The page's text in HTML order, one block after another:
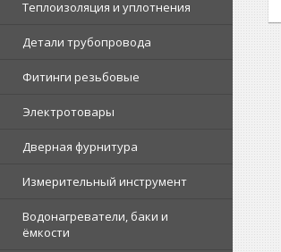
Теплоизоляция и уплотнения
Детали трубопровода
Фитинги резьбовые
Электротовары
Дверная фурнитура
Измерительный инструмент
Водонагреватели, баки и
ёмкости